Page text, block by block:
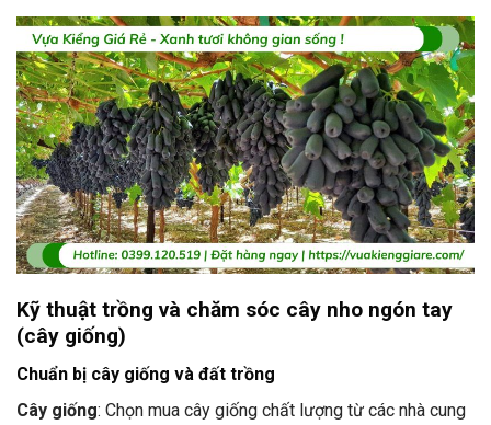
Kỹ thuật trồng và chăm sóc cây nho ngón tay
(cây giống)
Chuẩn bị cây giống và đất trồng
Cây giống: Chọn mua cây giống chất lượng từ các nhà cung